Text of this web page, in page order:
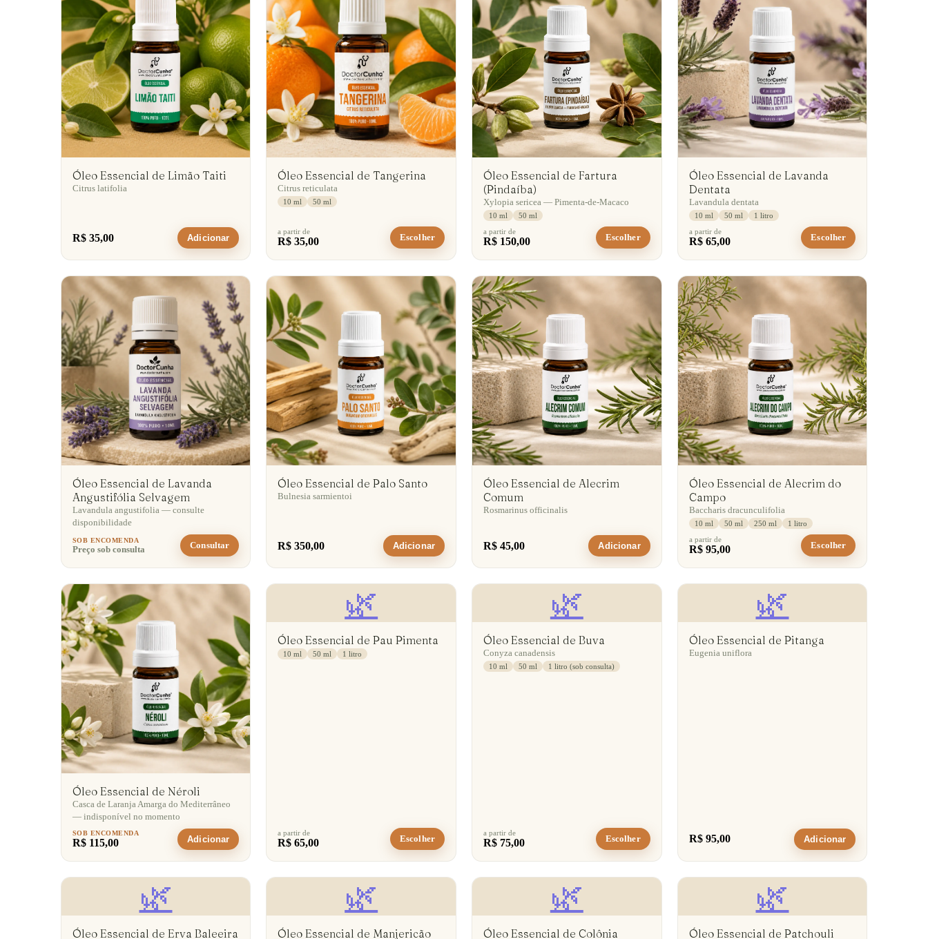
Óleo Essencial de Limão Taiti
Citrus latifolia
R$ 35,00 Adicionar
Óleo Essencial de Tangerina
Citrus reticulata
10 ml 50 ml
a partir de
R$ 35,00 Escolher
Óleo Essencial de Fartura
(Pindaíba)
Xylopia sericea — Pimenta-de-Macaco
10 ml
50 ml
a partir de
R$ 150,00 Escolher
Óleo Essencial de Lavanda
Dentata
Lavandula dentata
10 ml 50 ml
1 litro
a partir de
R$ 65,00 Escolher
Óleo Essencial de Lavanda
Angustifólia Selvagem
Lavandula angustifolia — consulte
disponibilidade
SOB ENCOMENDA
Preço sob consulta Consultar
Óleo Essencial de Palo Santo
Bulnesia sarmientoi
R$ 350,00 Adicionar
Óleo Essencial de Alecrim
Comum
Rosmarinus officinalis
R$ 45,00 Adicionar
Óleo Essencial de Alecrim do
Campo
Baccharis dracunculifolia
10 ml 50 ml 250 ml
1 litro
a partir de
R$ 95,00 Escolher
Óleo Essencial de Néroli
Casca de Laranja Amarga do Mediterrâneo
— indisponível no momento
SOB ENCOMENDA
R$ 115,00 Adicionar
🌿
Óleo Essencial de Pau Pimenta
10 ml 50 ml 1 litro
a partir de
R$ 65,00 Escolher
🌿
Óleo Essencial de Buva
Conyza canadensis
10 ml 50 ml 1 litro (sob consulta)
a partir de
R$ 75,00 Escolher
🌿
Óleo Essencial de Pitanga
Eugenia uniflora
R$ 95,00 Adicionar
🌿
Óleo Essencial de Erva Baleeira
🌿
Óleo Essencial de Manjericão
🌿
Óleo Essencial de Colônia
🌿
Óleo Essencial de Patchouli